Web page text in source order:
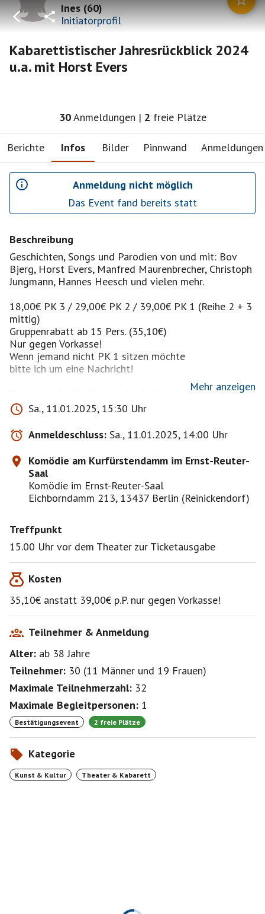
Ines(60)
Initiatorprofil
Kabarettistischer Jahresrückblick 2024
u.a. mit Horst Evers
30Anmeldungen | 2 freie Plätze
Berichte Infos Bilder Pinnwand Anmeldungen
Anmeldung nicht möglich
Das Event fand bereits statt
Beschreibung
Geschichten, Songs und Parodien von und mit: Bov
Bjerg, Horst Evers, Manfred Maurenbrecher, Christoph
Jungmann, Hannes Heesch und vielen mehr.
18,00€ PK 3 / 29,00€ PK 2 / 39,00€ PK 1 (Reihe 2 + 3
mittig)
Gruppenrabatt ab 15 Pers. (35,10€)
Nur gegen Vorkasse!
Wenn jemand nicht PK 1 sitzen möchte
bitte ich um eine Nachricht!
Karten kaufe ich für uns, damit niemand allein sitzen
muss.
Ich verteile sie vor dem Theater um 15.00Uhr.
Es gibt noch 4 freie Plätze in Reihe 10 für 35,10€
Stand : 07.01.25
Nach erfolgter Bestätigung schicke ich eine
Zahlungsaufforderung.
ausgeschlossen !
Wenn jemand nicht kann, versuche ich oder du eine
Dann können auch andere BeSi's den freien Platz
Geld zahle ich nach Einzahlung von der Ersatzperson
per Überweisung
an dich aus.
Mehr anzeigen
Sa., 11.01.2025, 15:30 Uhr
Anmeldeschluss: Sa., 11.01.2025, 14:00 Uhr
Komödie am Kurfürstendamm im Ernst-Reuter-
Saal
Komödie im Ernst-Reuter-Saal
Eichborndamm 213, 13437 Berlin (Reinickendorf)
Treffpunkt
15.00 Uhr vor dem Theater zur Ticketausgabe
Kosten
35,10€ anstatt 39,00€ p.P. nur gegen Vorkasse!
Teilnehmer & Anmeldung
Alter: ab 38Jahre
Teilnehmer: 30 (11 Männer und 19 Frauen)
Maximale Teilnehmerzahl: 32
Maximale Begleitpersonen: 1
Bestätigungsevent 2 freie Plätze
Kategorie
Kunst & Kultur Theater & Kabarett